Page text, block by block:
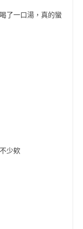
了一口湯，真的蠻
少欸